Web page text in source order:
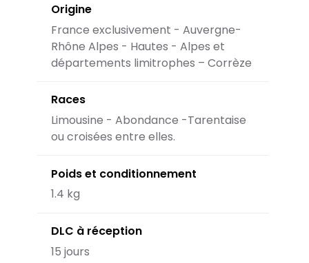
Origine
France exclusivement - Auvergne-
Rhône Alpes - Hautes - Alpes et
départements limitrophes – Corrèze
Races
Limousine - Abondance -Tarentaise
ou croisées entre elles.
Poids et conditionnement
1.4 kg
DLC à réception
15 jours